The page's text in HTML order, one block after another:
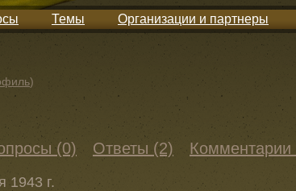
Темы Организации и партнеры
)
(0) Ответы (2) Комментарии
1943 г.